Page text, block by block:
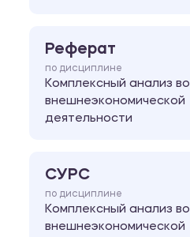
Реферат
по дисциплине
Комплексный анализ во
внешнеэкономической
деятельности
СУРС
по дисциплине
Комплексный анализ во
внешнеэкономической